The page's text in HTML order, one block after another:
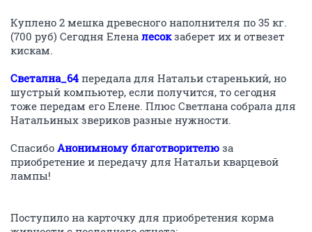
andygan- 1 000,00 руб.
Остаток в темке - 2 725,59 руб.
ОТВЕТИТЬ
AlenkaNL
В ближайшее время планируем купить в оптовой фирме корм для
кисок. Цены на сегодняшний день:
Консервы Наталья дает мелким и слабеньким, но в основном, все